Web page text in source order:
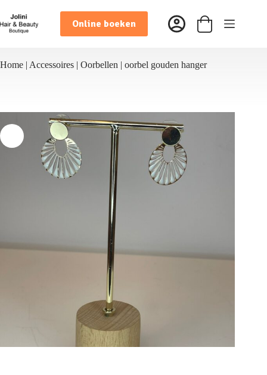
naar
de
inhoud
Online boeken Winkelwagen
Home | Accessoires | Oorbellen | oorbel gouden hanger